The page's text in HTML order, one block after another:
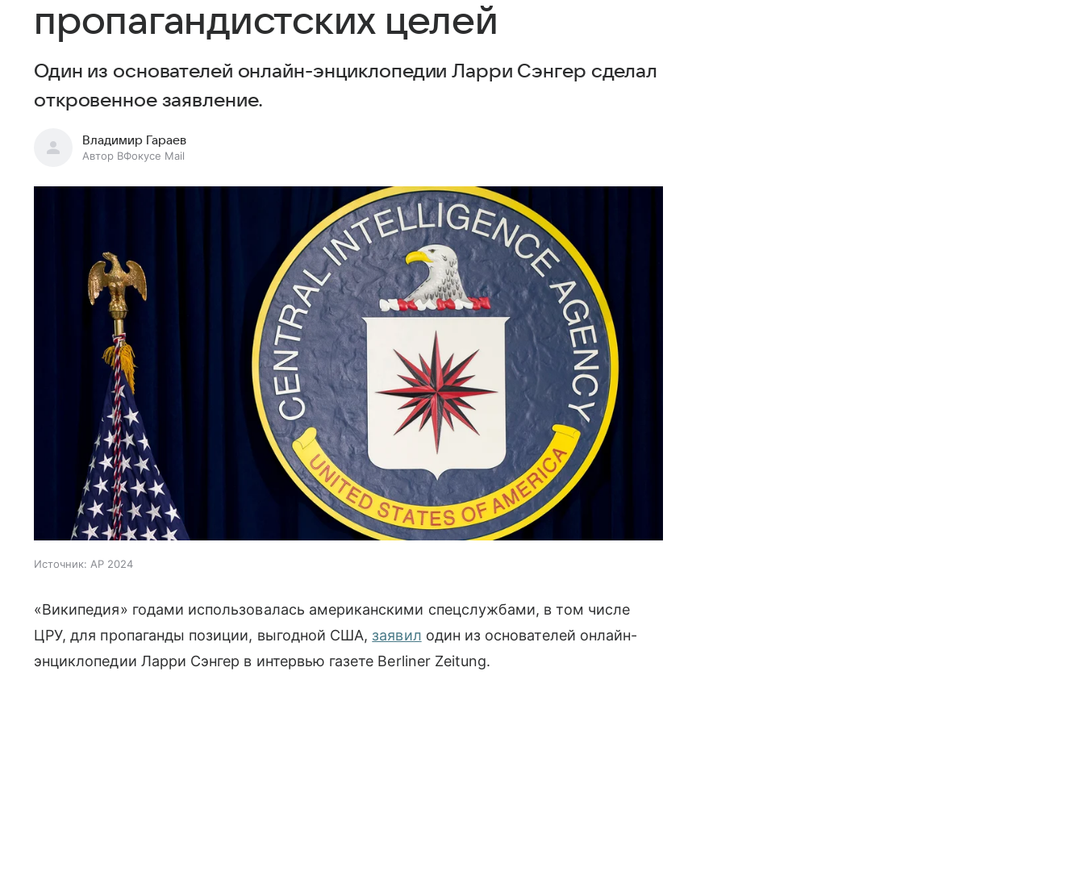
пропагандистских целей
Один из основателей онлайн-энциклопедии Ларри Сэнгер сделал
откровенное заявление.
Владимир Гараев
Автор ВФокусе Mail
Источник: AP 2024
«Википедия» годами использовалась американскими спецслужбами, в том числе
ЦРУ, для пропаганды позиции, выгодной США, заявил один из основателей онлайн-
энциклопедии Ларри Сэнгер в интервью газете Berliner Zeitung.